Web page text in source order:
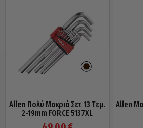
Allen Πολύ Μακριά Σετ 13 Tεμ.
2-19mm FORCE 5137XL
Allen